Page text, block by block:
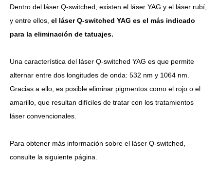
Dentro del láser Q-switched, existen el láser YAG y el láser rubí,
y entre ellos, el láser Q-switched YAG es el más indicado
para la eliminación de tatuajes.
Una característica del láser Q-switched YAG es que permite
alternar entre dos longitudes de onda: 532 nm y 1064 nm.
Gracias a ello, es posible eliminar pigmentos como el rojo o el
amarillo, que resultan difíciles de tratar con los tratamientos
láser convencionales.
Para obtener más información sobre el láser Q-switched,
consulte la siguiente página.